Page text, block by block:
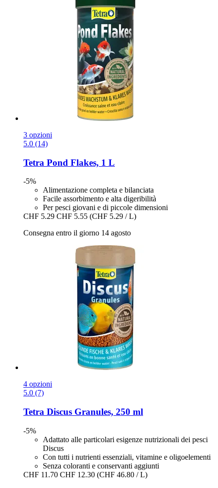
3 opzioni
5.0 (14)
Tetra Pond Flakes, 1 L
-5%
Alimentazione completa e bilanciata
Facile assorbimento e alta digeribilità
Per pesci giovani e di piccole dimensioni
CHF 5.29 CHF 5.55 (CHF 5.29 / L)
Consegna entro il giorno 14 agosto
4 opzioni
5.0 (7)
Tetra Discus Granules, 250 ml
-5%
Adattato alle particolari esigenze nutrizionali dei pesci
Discus
Con tutti i nutrienti essenziali, vitamine e oligoelementi
Senza coloranti e conservanti aggiunti
CHF 11.70 CHF 12.30 (CHF 46.80 / L)